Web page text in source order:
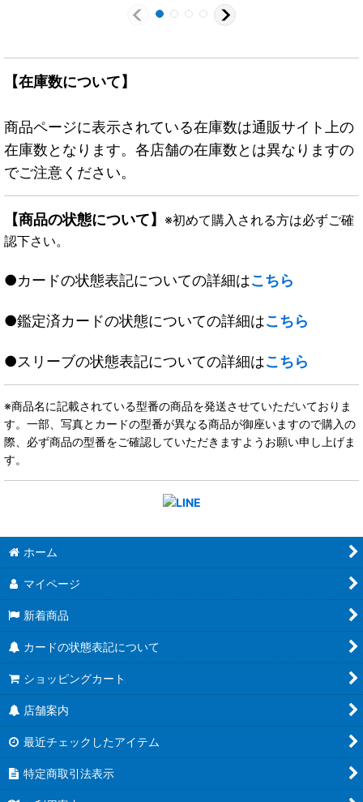
【在庫数について】
商品ページに表示されている在庫数は通販サイト上の
在庫数となります。各店舗の在庫数とは異なりますの
でご注意ください。
【商品の状態について】 ※初めて購入される方は必ずご確
認下さい。
●カードの状態表記についての詳細はこちら
●鑑定済カードの状態についての詳細はこちら
●スリーブの状態表記についての詳細はこちら
※商品名に記載されている型番の商品を発送させていただいておりま
す。一部、写真とカードの型番が異なる商品が御座いますので購入の
際、必ず商品の型番をご確認していただきますようお願い申し上げま
す。
ホーム
マイページ
新着商品
カードの状態表記について
ショッピングカート
店舗案内
最近チェックしたアイテム
特定商取引法表示